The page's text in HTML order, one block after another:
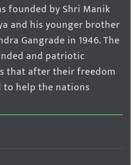
founded by Shri Manik
and his younger brother
Gangrade in 1946. The
and patriotic
that after their freedom
help the nations